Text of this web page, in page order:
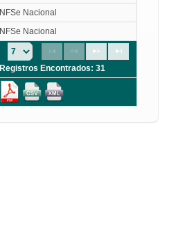
NFSe Nacional
NFSe Nacional
Encontrados: 31